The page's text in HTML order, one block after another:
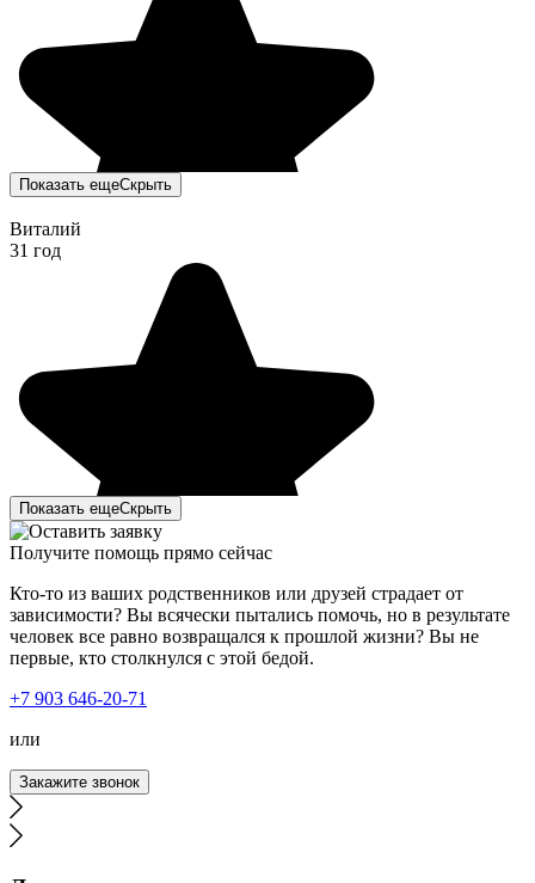
Моя мать с отчимом – запойные люди. Пару дней я не
могла до них дозвониться и, конечно же, поехала к ним.
Зайдя в квартиру, ужаснулась. На их мрачный вид было
искать в интернете вывод из запоя. Наткнулась на ваш
сайт, чем-то он меня привлек. Позвонила, описала
ситуацию. Ответила на заданные вопросы. Врач
приехал быстро с небольшим ожиданием. Сначала
Показать ещеСкрыть
Виталий
31 год
Показать ещеСкрыть
Получите помощь прямо сейчас
Кто-то из ваших родственников или друзей страдает от
зависимости? Вы всячески пытались помочь, но в результате
человек все равно возвращался к прошлой жизни? Вы не
первые, кто столкнулся с этой бедой.
+7 903 646-20-71
или
Закажите звонок